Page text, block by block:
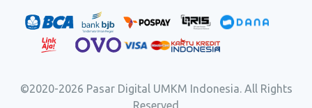
©2020-2026 Pasar Digital UMKM Indonesia. All Rights
Reserved